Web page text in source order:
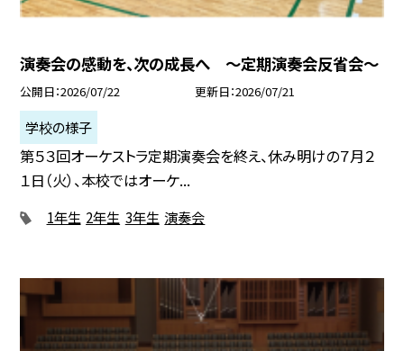
演奏会の感動を、次の成長へ ～定期演奏会反省会～
公開日 2026/07/22 更新日 2026/07/21
学校の様子
第５３回オーケストラ定期演奏会を終え、休み明けの７月２
１日（火）、本校ではオーケ...
1年生 2年生 3年生 演奏会